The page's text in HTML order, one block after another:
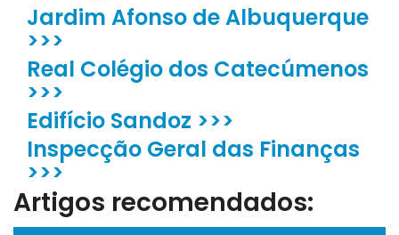
Jardim Afonso de Albuquerque
>>>
Real Colégio dos Catecúmenos
>>>
Edifício Sandoz >>>
Inspecção Geral das Finanças
>>>
Artigos recomendados: